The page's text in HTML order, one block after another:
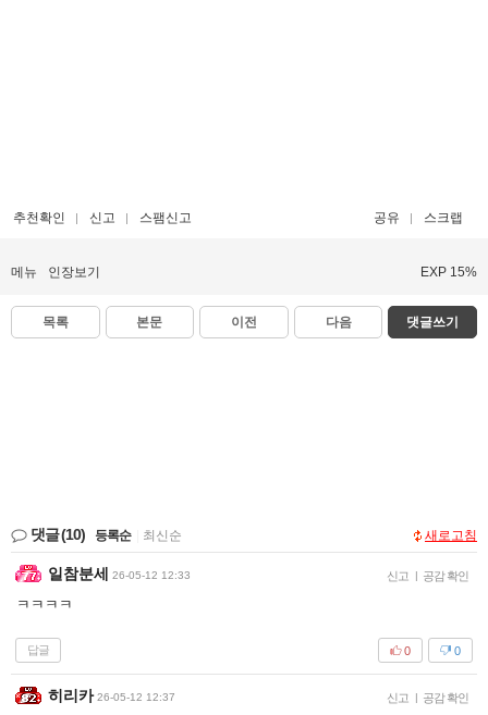
추천확인 신고 스팸신고 공유 스크랩
메뉴 인장보기 EXP 15%
목록 본문 이전 다음 댓글쓰기
댓글(10) 등록순 최신순 새로고침
일참분세 26-05-12 12:33 신고 공감 확인
ㅋㅋㅋㅋ
답글 0
0
히리카 26-05-12 12:37 신고 공감 확인